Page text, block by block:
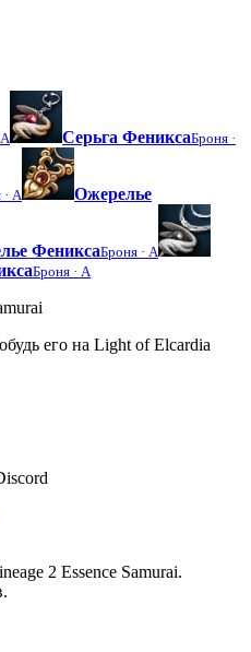
A Серьга ФениксаБроня ·
A Ожерелье
ФениксаБроня · A
Броня · A
его на Light of Elcardia
2 Essence Samurai.